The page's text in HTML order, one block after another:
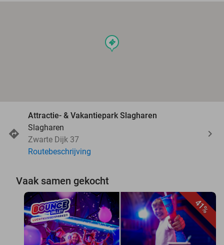
events
Attractie- & Vakantiepark Slagharen
Slagharen
Zwarte Dijk 37
Routebeschrijving
Vaak samen gekocht
41%